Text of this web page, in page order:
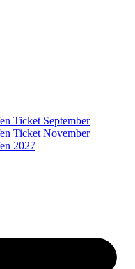
Ticket September
Ticket November
2027